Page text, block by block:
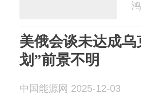
美俄会谈未达成
划”前景不明
中国能源网 2025-12-03